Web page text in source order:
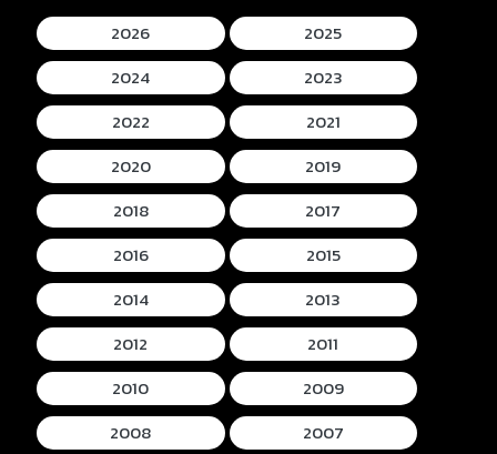
2026
2025
2024
2023
2022
2021
2020
2019
2018
2017
2016
2015
2014
2013
2012
2011
2010
2009
2008
2007